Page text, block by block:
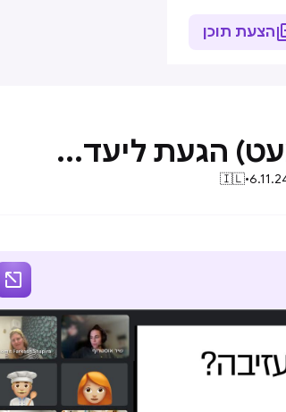
הצעת תוכן
•
🇮🇱
